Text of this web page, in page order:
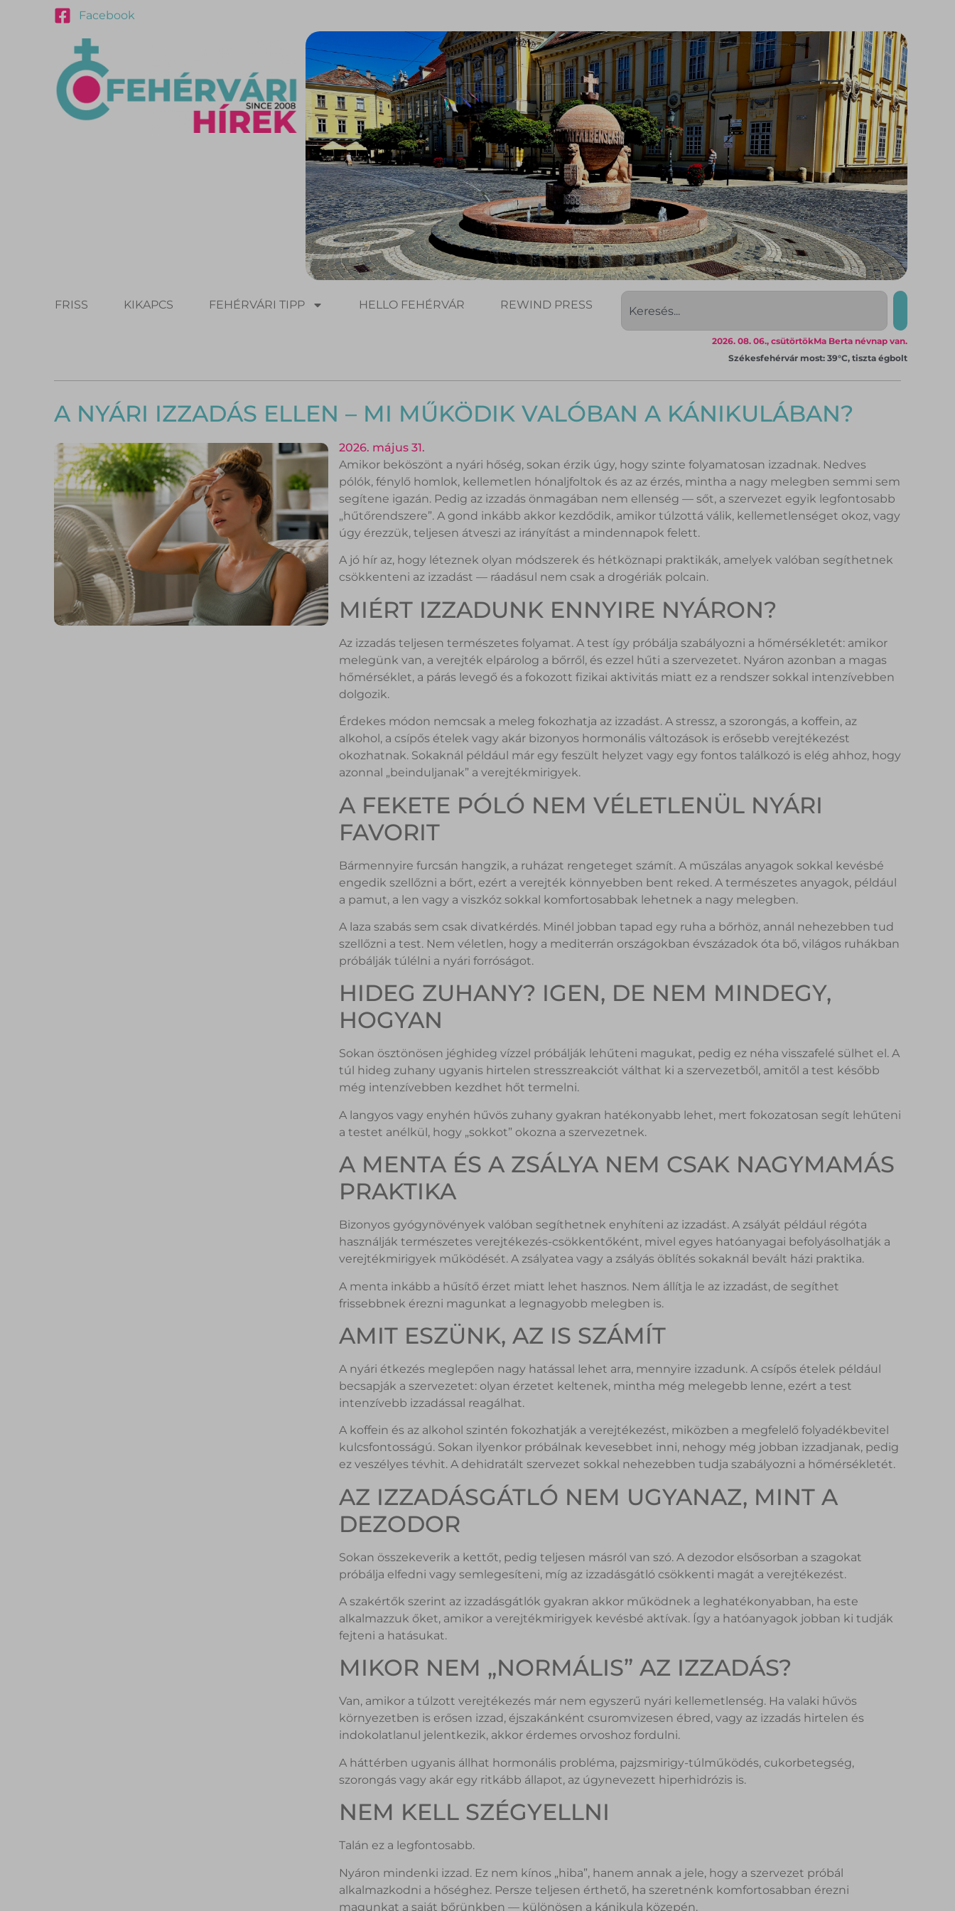
Facebook
FRISS KIKAPCS FEHÉRVÁRI TIPP HELLO FEHÉRVÁR REWIND PRESS
Ma Berta névnap van.
2026. 08. 06., csütörtök
Székesfehérvár most: 39°C, tiszta égbolt
A NYÁRI IZZADÁS ELLEN – MI MŰKÖDIK VALÓBAN A KÁNIKULÁBAN?
2026. május 31.
Amikor beköszönt a nyári hőség, sokan érzik úgy, hogy szinte folyamatosan izzadnak. Nedves
pólók, fénylő homlok, kellemetlen hónaljfoltok és az az érzés, mintha a nagy melegben semmi sem
segítene igazán. Pedig az izzadás önmagában nem ellenség — sőt, a szervezet egyik legfontosabb
„hűtőrendszere”. A gond inkább akkor kezdődik, amikor túlzottá válik, kellemetlenséget okoz, vagy
úgy érezzük, teljesen átveszi az irányítást a mindennapok felett.
A jó hír az, hogy léteznek olyan módszerek és hétköznapi praktikák, amelyek valóban segíthetnek
csökkenteni az izzadást — ráadásul nem csak a drogériák polcain.
MIÉRT IZZADUNK ENNYIRE NYÁRON?
Az izzadás teljesen természetes folyamat. A test így próbálja szabályozni a hőmérsékletét: amikor
melegünk van, a verejték elpárolog a bőrről, és ezzel hűti a szervezetet. Nyáron azonban a magas
hőmérséklet, a párás levegő és a fokozott fizikai aktivitás miatt ez a rendszer sokkal intenzívebben
dolgozik.
Érdekes módon nemcsak a meleg fokozhatja az izzadást. A stressz, a szorongás, a koffein, az
alkohol, a csípős ételek vagy akár bizonyos hormonális változások is erősebb verejtékezést
okozhatnak. Sokaknál például már egy feszült helyzet vagy egy fontos találkozó is elég ahhoz, hogy
azonnal „beinduljanak” a verejtékmirigyek.
A FEKETE PÓLÓ NEM VÉLETLENÜL NYÁRI
FAVORIT
Bármennyire furcsán hangzik, a ruházat rengeteget számít. A műszálas anyagok sokkal kevésbé
engedik szellőzni a bőrt, ezért a verejték könnyebben bent reked. A természetes anyagok, például
a pamut, a len vagy a viszkóz sokkal komfortosabbak lehetnek a nagy melegben.
A laza szabás sem csak divatkérdés. Minél jobban tapad egy ruha a bőrhöz, annál nehezebben tud
szellőzni a test. Nem véletlen, hogy a mediterrán országokban évszázadok óta bő, világos ruhákban
próbálják túlélni a nyári forróságot.
HIDEG ZUHANY? IGEN, DE NEM MINDEGY,
HOGYAN
Sokan ösztönösen jéghideg vízzel próbálják lehűteni magukat, pedig ez néha visszafelé sülhet el. A
túl hideg zuhany ugyanis hirtelen stresszreakciót válthat ki a szervezetből, amitől a test később
még intenzívebben kezdhet hőt termelni.
A langyos vagy enyhén hűvös zuhany gyakran hatékonyabb lehet, mert fokozatosan segít lehűteni
a testet anélkül, hogy „sokkot” okozna a szervezetnek.
A MENTA ÉS A ZSÁLYA NEM CSAK NAGYMAMÁS
PRAKTIKA
Bizonyos gyógynövények valóban segíthetnek enyhíteni az izzadást. A zsályát például régóta
használják természetes verejtékezés-csökkentőként, mivel egyes hatóanyagai befolyásolhatják a
verejtékmirigyek működését. A zsályatea vagy a zsályás öblítés sokaknál bevált házi praktika.
A menta inkább a hűsítő érzet miatt lehet hasznos. Nem állítja le az izzadást, de segíthet
frissebbnek érezni magunkat a legnagyobb melegben is.
AMIT ESZÜNK, AZ IS SZÁMÍT
A nyári étkezés meglepően nagy hatással lehet arra, mennyire izzadunk. A csípős ételek például
becsapják a szervezetet: olyan érzetet keltenek, mintha még melegebb lenne, ezért a test
intenzívebb izzadással reagálhat.
A koffein és az alkohol szintén fokozhatják a verejtékezést, miközben a megfelelő folyadékbevitel
kulcsfontosságú. Sokan ilyenkor próbálnak kevesebbet inni, nehogy még jobban izzadjanak, pedig
ez veszélyes tévhit. A dehidratált szervezet sokkal nehezebben tudja szabályozni a hőmérsékletét.
AZ IZZADÁSGÁTLÓ NEM UGYANAZ, MINT A
DEZODOR
Sokan összekeverik a kettőt, pedig teljesen másról van szó. A dezodor elsősorban a szagokat
próbálja elfedni vagy semlegesíteni, míg az izzadásgátló csökkenti magát a verejtékezést.
A szakértők szerint az izzadásgátlók gyakran akkor működnek a leghatékonyabban, ha este
alkalmazzuk őket, amikor a verejtékmirigyek kevésbé aktívak. Így a hatóanyagok jobban ki tudják
fejteni a hatásukat.
MIKOR NEM „NORMÁLIS” AZ IZZADÁS?
Van, amikor a túlzott verejtékezés már nem egyszerű nyári kellemetlenség. Ha valaki hűvös
környezetben is erősen izzad, éjszakánként csuromvizesen ébred, vagy az izzadás hirtelen és
indokolatlanul jelentkezik, akkor érdemes orvoshoz fordulni.
A háttérben ugyanis állhat hormonális probléma, pajzsmirigy-túlműködés, cukorbetegség,
szorongás vagy akár egy ritkább állapot, az úgynevezett hiperhidrózis is.
NEM KELL SZÉGYELLNI
Talán ez a legfontosabb.
Nyáron mindenki izzad. Ez nem kínos „hiba”, hanem annak a jele, hogy a szervezet próbál
alkalmazkodni a hőséghez. Persze teljesen érthető, ha szeretnénk komfortosabban érezni
magunkat a saját bőrünkben — különösen a kánikula közepén.